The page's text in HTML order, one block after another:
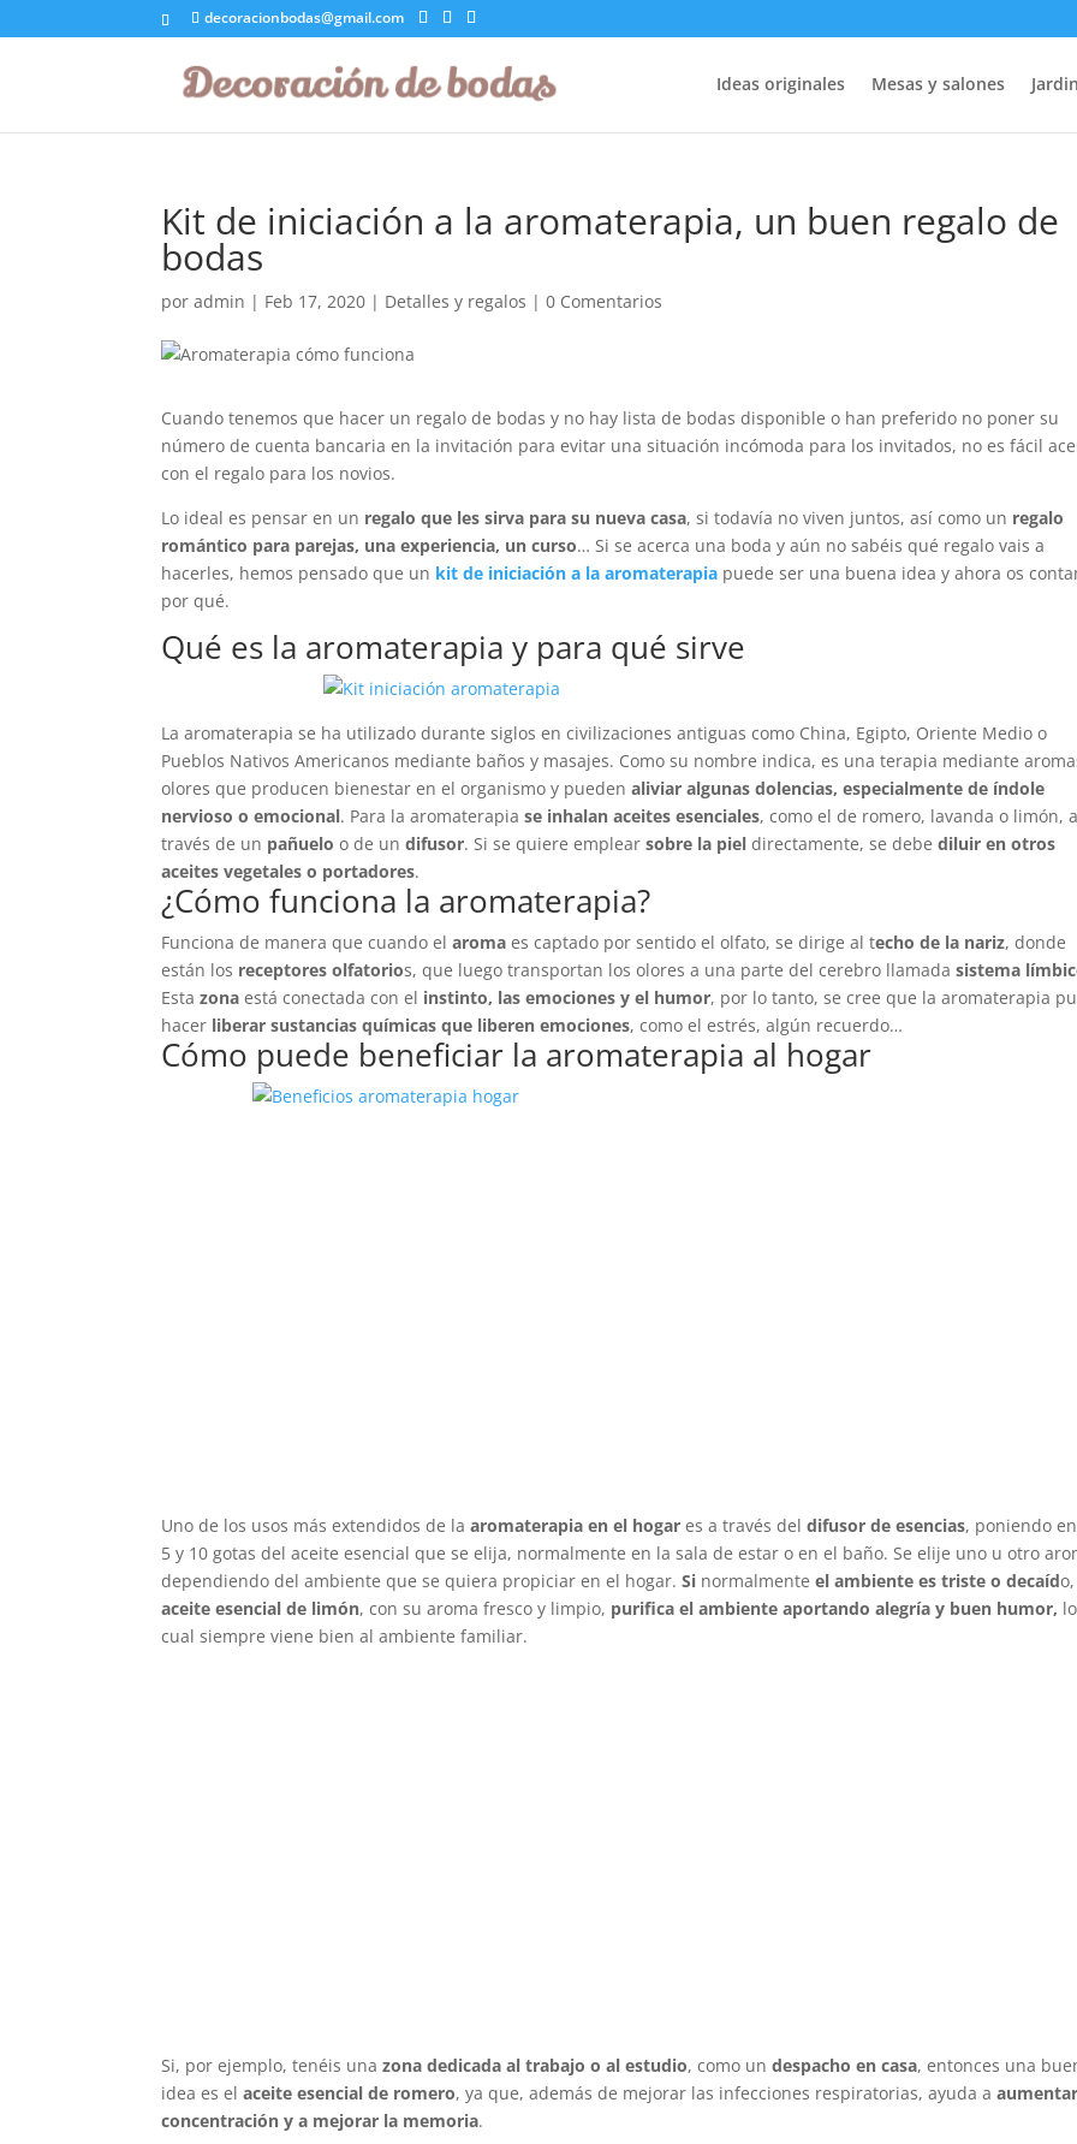
decoracionbodas@gmail.com
Ideas originales Mesas y salones
Kit de iniciación a la aromaterapia, un buen regalo de
bodas
poradmin | Feb 17, 2020 | Detalles y regalos |0 Comentarios
Cuando tenemos que hacer un regalo de bodas y no hay lista de bodas disponible o han preferido no poner su
número de cuenta bancaria en la invitación para evitar una situación incómoda para los invitados, no es fácil
con el regalo para los novios.
Lo ideal es pensar en un regalo que les sirva para su nueva casa, si todavía no viven juntos, así como un regalo
romántico para parejas, una experiencia, un curso… Si se acerca una boda y aún no sabéis qué regalo vais a
hacerles, hemos pensado que un kit de iniciación a la aromaterapia puede ser una buena idea y ahora os
por qué.
Qué es la aromaterapia y para qué sirve
La aromaterapia se ha utilizado durante siglos en civilizaciones antiguas como China, Egipto, Oriente Medio o
Pueblos Nativos Americanos mediante baños y masajes. Como su nombre indica, es una terapia mediante
olores que producen bienestar en el organismo y puedenaliviar algunas dolencias, especialmente de índole
nervioso o emocional. Para la aromaterapiase inhalan aceites esenciales, como el de romero, lavanda o limón, a
través de un pañuelo o de undifusor. Si se quiere emplearsobre la piel directamente, se debediluir en otros
aceites vegetales o portadores.
¿Cómo funciona la aromaterapia?
Funciona de manera que cuando elaroma es captado por sentido el olfato, se dirige al techo de la nariz, donde
están los receptores olfatorios, que luego transportan los olores a una parte del cerebro llamada sistema
Estazona está conectada con el instinto, las emociones y el humor, por lo tanto, se cree que la aromaterapia
hacer liberar sustancias químicas que liberen emociones, como el estrés, algún recuerdo…
Cómo puede beneficiar la aromaterapia al hogar
Uno de los usos más extendidos de laaromaterapia en el hogar es a través deldifusor de esencias, poniendo
5 y 10 gotas del aceite esencial que se elija, normalmente en la sala de estar o en el baño. Se elije uno u otro
dependiendo del ambiente que se quiera propiciar en el hogar.Si normalmenteel ambiente es triste o decaíd
aceite esencial de limón, con su aroma fresco y limpio, purifica el ambiente aportando alegría y buen humor, lo
cual siempre viene bien al ambiente familiar.
Si, por ejemplo, tenéis unazona dedicada al trabajo o al estudio, como undespacho en casa, entonces una
idea es el aceite esencial de romero, ya que, además de mejorar las infecciones respiratorias, ayuda a
concentración y a mejorar la memoria.